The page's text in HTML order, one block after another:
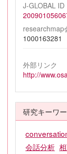
J-GLOBAL ID
researchmap
1000163281
外部リンク
http://
研究キーワ
会話分析